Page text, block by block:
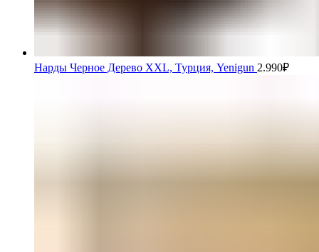
Нарды Черное Дерево XXL, Турция, Yenigun 2.990₽